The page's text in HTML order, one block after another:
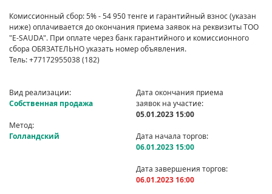
Комиссионный сбор: 5% - 54 950 тенге и гарантийный взнос (указан
ниже) оплачивается до окончания приема заявок на реквизиты ТОО
"E-SAUDA". При оплате через банк гарантийного и комиссионного
сбора ОБЯЗАТЕЛЬНО указать номер объявления.
Тель: +77172955038 (182)
Вид реализации:
Собственная продажа
Метод:
Голландский
Дата окончания приема
заявок на участие:
05.01.2023 15:00
Дата начала торгов:
06.01.2023 15:00
Дата завершения торгов:
06.01.2023 16:00